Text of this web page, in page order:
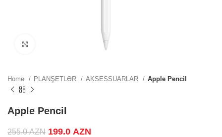
Home PLANŞETLƏR AKSESSUARLAR Apple Pencil
Apple Pencil
255.0AZN Original price was: 255.0 AZN.
199.0 AZN